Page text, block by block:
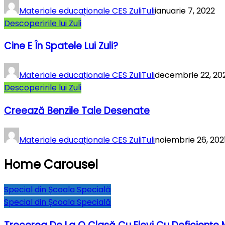
Materiale educaționale CES ZuliTuliianuarie 7, 2022
Descoperirile lui Zuli
Cine E În Spatele Lui Zuli?
Materiale educaționale CES ZuliTulidecembrie 22,
Descoperirile lui Zuli
Creează Benzile Tale Desenate
Materiale educaționale CES ZuliTulinoiembrie 26,
Home Carousel
Special din Școala Specială
Special din Școala Specială